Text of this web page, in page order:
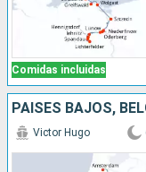
Comidas incluidas
PAISES BAJOS,
Victor Hugo